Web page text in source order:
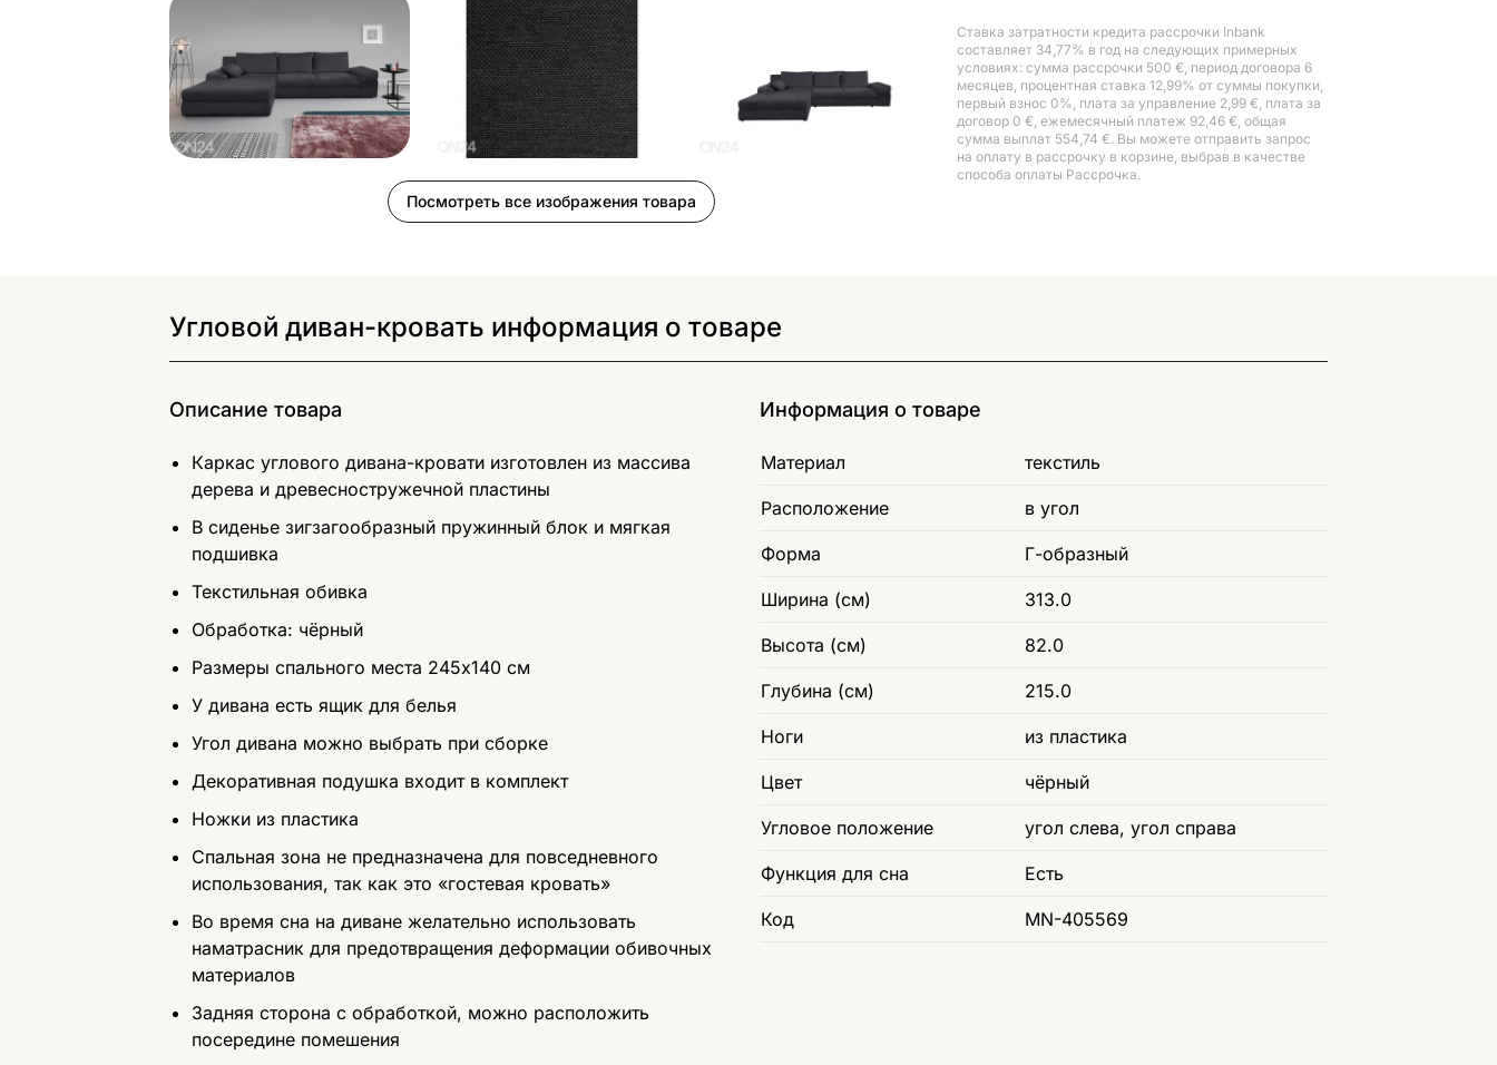
Посмотреть все изображения товара
Ставка затратности кредита рассрочки Inbank
составляет 34,77% в год на следующих примерных
условиях: сумма рассрочки 500 €, период договора 6
месяцев, процентная ставка 12,99% от суммы покупки,
первый взнос 0%, плата за управление 2,99 €, плата за
договор 0 €, ежемесячный платеж 92,46 €, общая
сумма выплат 554,74 €. Вы можете отправить запрос
на оплату в рассрочку в корзине, выбрав в качестве
способа оплаты Рассрочка.
Угловой диван-кровать информация о товаре
Описание товара
Каркас углового дивана-кровати изготовлен из массива
дерева и древесностружечной пластины
В сиденье зигзагообразный пружинный блок и мягкая
подшивка
Текстильная обивка
Обработка: чёрный
Размеры спального места 245x140 см
У дивана есть ящик для белья
Угол дивана можно выбрать при сборке
Декоративная подушка входит в комплект
Ножки из пластика
Спальная зона не предназначена для повседневного
использования, так как это «гостевая кровать»
Во время сна на диване желательно использовать
наматрасник для предотвращения деформации обивочных
материалов
Задняя сторона с обработкой, можно расположить
посередине помешения
Информация о товаре
Материал текстиль
Расположение в угол
Форма Г-образный
Ширина (см) 313.0
Высота (см) 82.0
Глубина (см) 215.0
Ноги из пластика
Цвет чёрный
Угловое положение угол слева, угол справа
Функция для сна Есть
Код MN-405569